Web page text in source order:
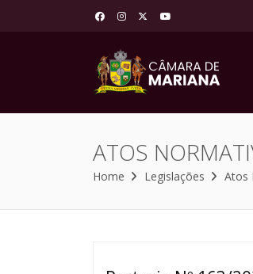
ATOS
Home Legislações Atos